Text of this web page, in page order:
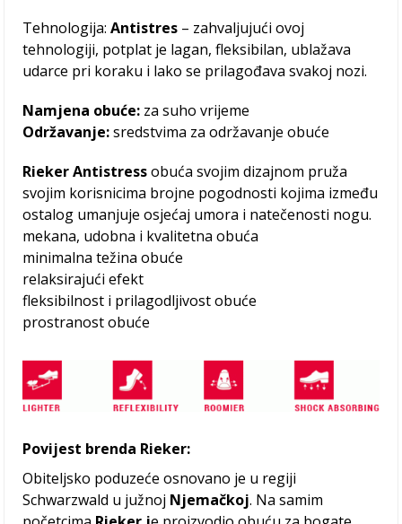
Tehnologija:Antistres – zahvaljujući ovoj
tehnologiji, potplat je lagan, fleksibilan, ublažava
udarce pri koraku i lako se prilagođava svakoj nozi.
Namjena obuće: za suho vrijeme
Održavanje:sredstvima za održavanje obuće
Rieker Antistressobuća svojim dizajnom pruža
svojim korisnicima brojne pogodnosti kojima između
ostalog umanjuje osjećaj umora i natečenosti nogu.
mekana, udobna i kvalitetna obuća
minimalna težina obuće
relaksirajući efekt
fleksibilnost i prilagodljivost obuće
prostranost obuće
Povijest brenda Rieker:
Obiteljsko poduzeće osnovano je u regiji
Schwarzwald u južnoj Njemačkoj. Na samim